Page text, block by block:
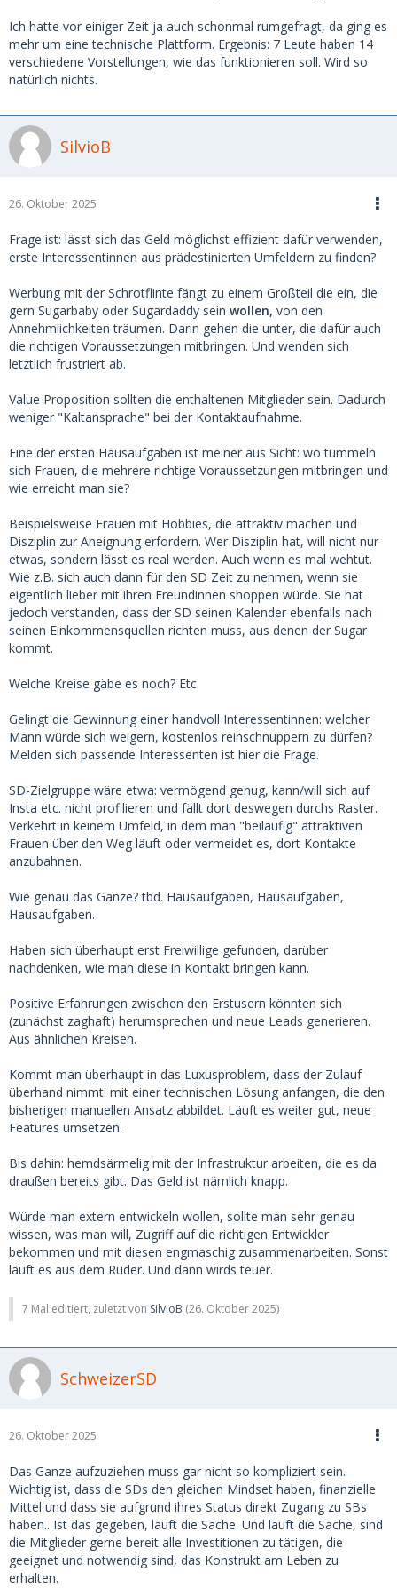
Ich hatte vor einiger Zeit ja auch schonmal rumgefragt, da ging es
mehr um eine technische Plattform. Ergebnis: 7 Leute haben 14
verschiedene Vorstellungen, wie das funktionieren soll. Wird so
natürlich nichts.
SilvioB
26. Oktober 2025
Frage ist: lässt sich das Geld möglichst effizient dafür verwenden,
erste Interessentinnen aus prädestinierten Umfeldern zu finden?
Werbung mit der Schrotflinte fängt zu einem Großteil die ein, die
gern Sugarbaby oder Sugardaddy sein wollen, von den
Annehmlichkeiten träumen. Darin gehen die unter, die dafür auch
die richtigen Voraussetzungen mitbringen. Und wenden sich
letztlich frustriert ab.
Value Proposition sollten die enthaltenen Mitglieder sein. Dadurch
weniger "Kaltansprache" bei der Kontaktaufnahme.
Eine der ersten Hausaufgaben ist meiner aus Sicht: wo tummeln
sich Frauen, die mehrere richtige Voraussetzungen mitbringen und
wie erreicht man sie?
Beispielsweise Frauen mit Hobbies, die attraktiv machen und
Disziplin zur Aneignung erfordern. Wer Disziplin hat, will nicht nur
etwas, sondern lässt es real werden. Auch wenn es mal wehtut.
Wie z.B. sich auch dann für den SD Zeit zu nehmen, wenn sie
eigentlich lieber mit ihren Freundinnen shoppen würde. Sie hat
jedoch verstanden, dass der SD seinen Kalender ebenfalls nach
seinen Einkommensquellen richten muss, aus denen der Sugar
kommt.
Welche Kreise gäbe es noch? Etc.
Gelingt die Gewinnung einer handvoll Interessentinnen: welcher
Mann würde sich weigern, kostenlos reinschnuppern zu dürfen?
Melden sich passende Interessenten ist hier die Frage.
SD-Zielgruppe wäre etwa: vermögend genug, kann/will sich auf
Insta etc. nicht profilieren und fällt dort deswegen durchs Raster.
Verkehrt in keinem Umfeld, in dem man "beiläufig" attraktiven
Frauen über den Weg läuft oder vermeidet es, dort Kontakte
anzubahnen.
Wie genau das Ganze? tbd. Hausaufgaben, Hausaufgaben,
Hausaufgaben.
Haben sich überhaupt erst Freiwillige gefunden, darüber
nachdenken, wie man diese in Kontakt bringen kann.
Positive Erfahrungen zwischen den Erstusern könnten sich
(zunächst zaghaft) herumsprechen und neue Leads generieren.
Aus ähnlichen Kreisen.
Kommt man überhaupt in das Luxusproblem, dass der Zulauf
überhand nimmt: mit einer technischen Lösung anfangen, die den
bisherigen manuellen Ansatz abbildet. Läuft es weiter gut, neue
Features umsetzen.
Bis dahin: hemdsärmelig mit der Infrastruktur arbeiten, die es da
draußen bereits gibt. Das Geld ist nämlich knapp.
Würde man extern entwickeln wollen, sollte man sehr genau
wissen, was man will, Zugriff auf die richtigen Entwickler
bekommen und mit diesen engmaschig zusammenarbeiten. Sonst
läuft es aus dem Ruder. Und dann wirds teuer.
7 Mal editiert, zuletzt von SilvioB (26. Oktober 2025)
SchweizerSD
26. Oktober 2025
Das Ganze aufzuziehen muss gar nicht so kompliziert sein.
Wichtig ist, dass die SDs den gleichen Mindset haben, finanzielle
Mittel und dass sie aufgrund ihres Status direkt Zugang zu SBs
haben.. Ist das gegeben, läuft die Sache. Und läuft die Sache, sind
die Mitglieder gerne bereit alle Investitionen zu tätigen, die
geeignet und notwendig sind, das Konstrukt am Leben zu
erhalten.